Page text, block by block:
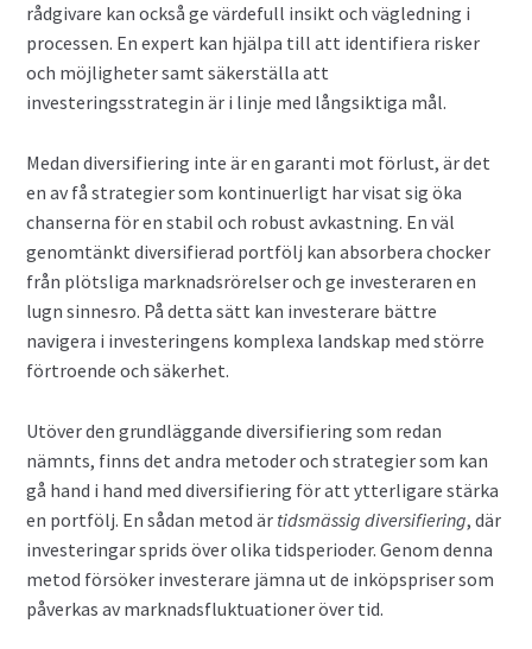
rådgivare kan också ge värdefull insikt och vägledning i
processen. En expert kan hjälpa till att identifiera risker
och möjligheter samt säkerställa att
investeringsstrategin är i linje med långsiktiga mål.
Medan diversifiering inte är en garanti mot förlust, är det
en av få strategier som kontinuerligt har visat sig öka
chanserna för en stabil och robust avkastning. En väl
genomtänkt diversifierad portfölj kan absorbera chocker
från plötsliga marknadsrörelser och ge investeraren en
lugn sinnesro. På detta sätt kan investerare bättre
navigera i investeringens komplexa landskap med större
förtroende och säkerhet.
Utöver den grundläggande diversifiering som redan
nämnts, finns det andra metoder och strategier som kan
gå hand i hand med diversifiering för att ytterligare stärka
en portfölj. En sådan metod är tidsmässig diversifiering, där
investeringar sprids över olika tidsperioder. Genom denna
metod försöker investerare jämna ut de inköpspriser som
påverkas av marknadsfluktuationer över tid.